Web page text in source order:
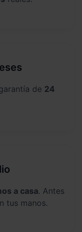
de 24
a casa. Antes
tus manos.